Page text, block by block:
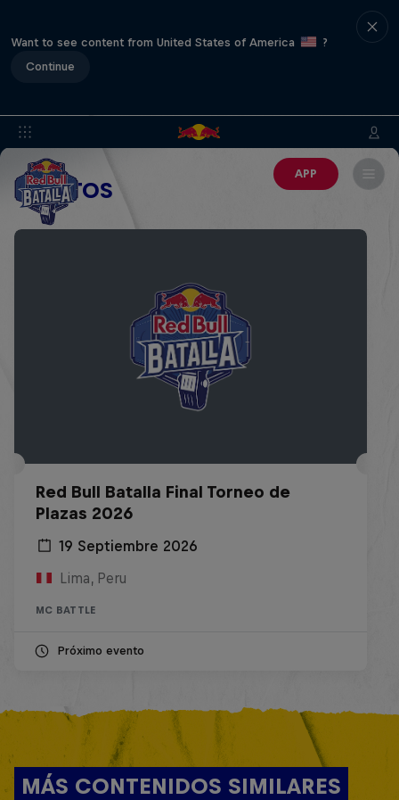
Want to see content from United States of America
?
Continue
APP
EVENTOS
Red Bull Batalla Final Torneo de
Plazas 2026
19 Septiembre 2026
Lima, Peru
MC BATTLE
Próximo evento
MÁS CONTENIDOS SIMILARES